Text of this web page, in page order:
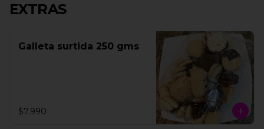
EXTRAS
Galleta surtida 250 gms
$7.990